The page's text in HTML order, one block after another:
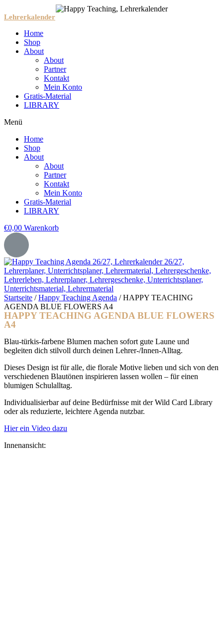
Lehrerkalender
Home
Shop
About
About
Partner
Kontakt
Mein Konto
Gratis-Material
LIBRARY
Menü
Home
Shop
About
About
Partner
Kontakt
Mein Konto
Gratis-Material
LIBRARY
€0,00 Warenkorb
Startseite /Happy Teaching Agenda / HAPPY TEACHING
AGENDA BLUE FLOWERS A4
HAPPY TEACHING AGENDA BLUE FLOWERS
A4
Blau-türkis-farbene Blumen machen sofort gute Laune und
begleiten dich stilvoll durch deinen Lehrer-/Innen-Alltag.
Dieses Design ist für alle, die florale Motive lieben und sich von den
verschiedenen Blautönen inspirieren lassen wollen – für einen
blumigen Schulalltag.
Individualisierbar auf deine Bedürfnisse mit der Wild Card Library
oder als reduzierte, leichtere Agenda nutzbar.
Hier ein Video dazu
Innenansicht: